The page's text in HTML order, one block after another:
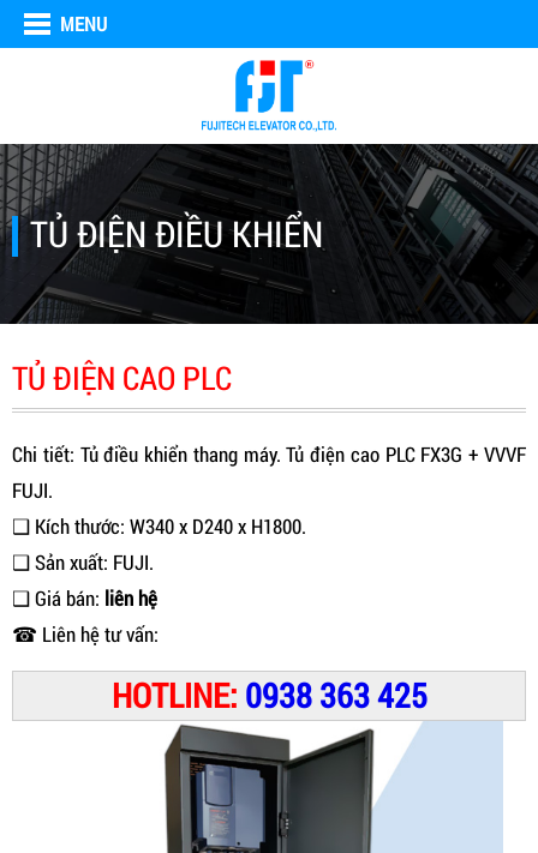
MENU
TỦ ĐIỆN ĐIỀU KHIỂN
TỦ ĐIỆN CAO PLC
Chi tiết: Tủ điều khiển thang máy. Tủ điện cao PLC FX3G + VVVF
FUJI.
❑ Kích thước: W340 x D240 x H1800.
❑ Sản xuất: FUJI.
❑ Giá bán: liên hệ
☎ Liên hệ tư vấn:
HOTLINE: 0938 363 425